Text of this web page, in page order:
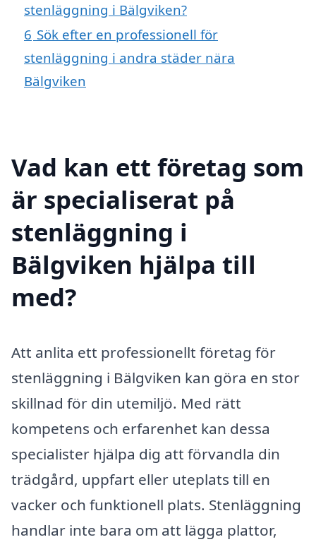
stenläggning i Bälgviken?
6 Sök efter en professionell för
stenläggning i andra städer nära
Bälgviken
Vad kan ett företag som
är specialiserat på
stenläggning i
Bälgviken hjälpa till
med?
Att anlita ett professionellt företag för
stenläggning i Bälgviken kan göra en stor
skillnad för din utemiljö. Med rätt
kompetens och erfarenhet kan dessa
specialister hjälpa dig att förvandla din
trädgård, uppfart eller uteplats till en
vacker och funktionell plats. Stenläggning
handlar inte bara om att lägga plattor,